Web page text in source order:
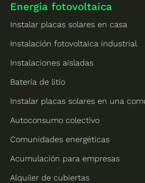
Energía fotovoltaica
Instalar placas solares en casa
Instalación fotovoltaica industrial
Instalaciones aisladas
Batería de litio
Instalar placas solares en una
Autoconsumo colectivo
Comunidades energéticas
Acumulación para empresas
Alquiler de cubiertas